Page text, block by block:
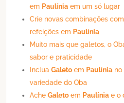
em Paulínia em um só lugar
Crie novas combinações
refeições em Paulínia
Muito mais que galetos, o
sabor e praticidade
IncluaGaleto em Paulínia no
variedade do Oba
AcheGaleto em Paulínia e o